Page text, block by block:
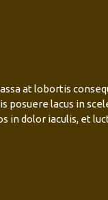
at lobortis
posuere lacus in
in dolor iaculis, et